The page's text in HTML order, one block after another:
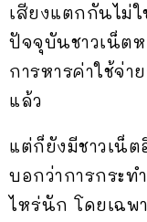
เสียงแตกกันไม่
ปัจจุบันชาวเน็ต
การหารค่าใช้จ่า
แล้ว
แต่ก็ยังมีชาวเน็
บอกว่าการกระท
ไหร่นัก โดยเฉพ